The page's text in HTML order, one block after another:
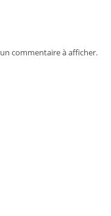
commentaire à afficher.